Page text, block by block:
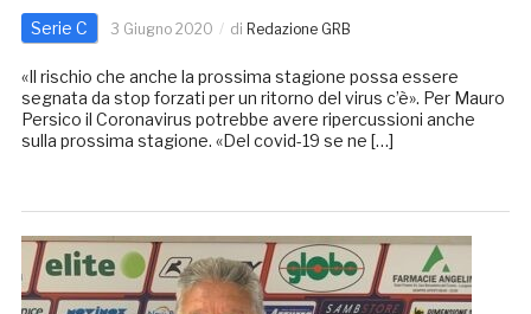
Serie C 3 Giugno 2020 di Redazione GRB
«Il rischio che anche la prossima stagione possa essere
segnata da stop forzati per un ritorno del virus c’è». Per Mauro
Persico il Coronavirus potrebbe avere ripercussioni anche
sulla prossima stagione. «Del covid-19 se ne […]